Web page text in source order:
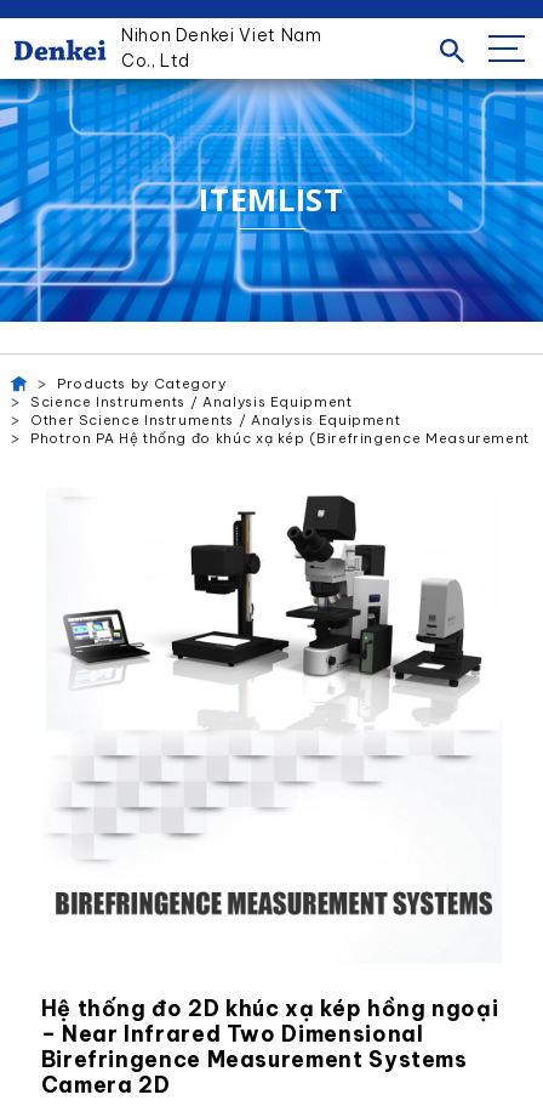
Nihon Denkei Viet Nam
Co., Ltd
ITEMLIST
Products by Category
Science Instruments / Analysis Equipment
Other Science Instruments / Analysis Equipment
Photron PA Hệ thống đo khúc xạ kép (Birefringence Measurement
Hệ thống đo 2D khúc xạ kép hồng ngoại
– Near Infrared Two Dimensional
Birefringence Measurement Systems
Camera 2D